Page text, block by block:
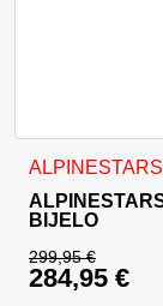
ALPINESTARS
BIJELO
299,95€
Izvorna
284,95 €
Ovaj proizvod